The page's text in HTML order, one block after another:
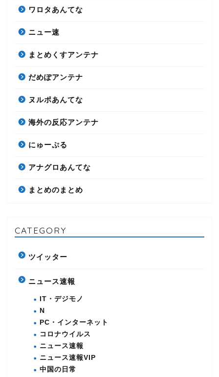
ワロタあんてな
ニュー速
まとめくすアンテナ
だめぽアンテナ
ヌルポあんてな
海外の反応アンテナ
にゅーぷる
アナグロあんてな
まとめのまとめ
CATEGORY
ツイッター
ニュース速報
IT・デジモノ
N
PC・インターネット
コロナウイルス
ニュース速報
ニュース速報VIP
中国の日常